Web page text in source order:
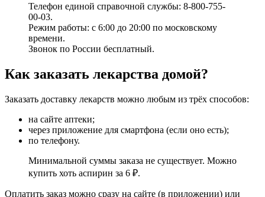
Телефон единой справочной службы: 8-800-755-
00-03.
Режим работы: с 6:00 до 20:00 по московскому
времени.
Звонок по России бесплатный.
Как заказать лекарства домой?
Заказать доставку лекарств можно любым из трёх способов:
на сайте аптеки;
через приложение для смартфона (если оно есть);
по телефону.
Минимальной суммы заказа не существует. Можно
купить хоть аспирин за 6 ₽.
Оплатить заказ можно сразу на сайте (в приложении) или